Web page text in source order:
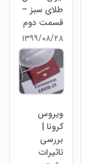
طلای سبز –
قسمت دوم
۱۳۹۹/۰۸/۲۸
ویروس
کرونا |
بررسی
تاثیرات